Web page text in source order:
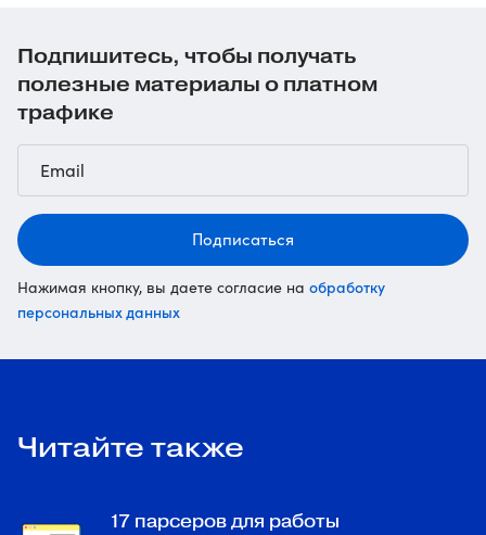
Подпишитесь, чтобы получать
полезные материалы о платном
трафике
Подписаться
Нажимая кнопку, вы даете согласие на обработку
персональных данных
Читайте также
17 парсеров для работы